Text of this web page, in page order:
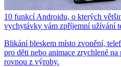
10 funkcí Androidu, o kterých
vychytávky vám zpříjemní užívání
Blikání bleskem místo zvonění,
pro děti nebo animace zrychlené
rovnou z výroby.